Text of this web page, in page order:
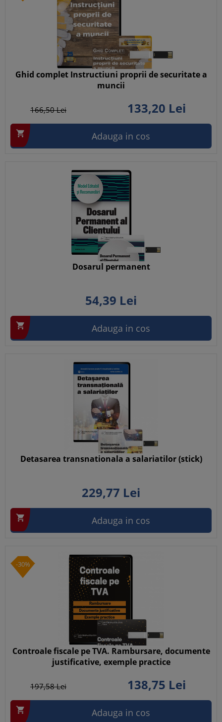
Ghid complet Instructiuni proprii de securitate a
muncii
166,50Lei 133,20 Lei
 Adauga in cos
Dosarul permanent
54,39 Lei
 Adauga in cos
Detasarea transnationala a salariatilor (stick)
229,77 Lei
 Adauga in cos
-30%
Controale fiscale pe TVA. Rambursare, documente
justificative, exemple practice
197,58Lei 138,75 Lei
 Adauga in cos